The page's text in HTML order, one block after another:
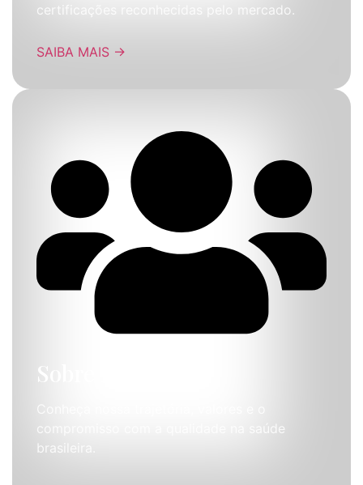
certificações reconhecidas pelo mercado.
SAIBA MAIS →
Sobre Nós
Conheça nossa trajetória, valores e o
compromisso com a qualidade na saúde
brasileira.